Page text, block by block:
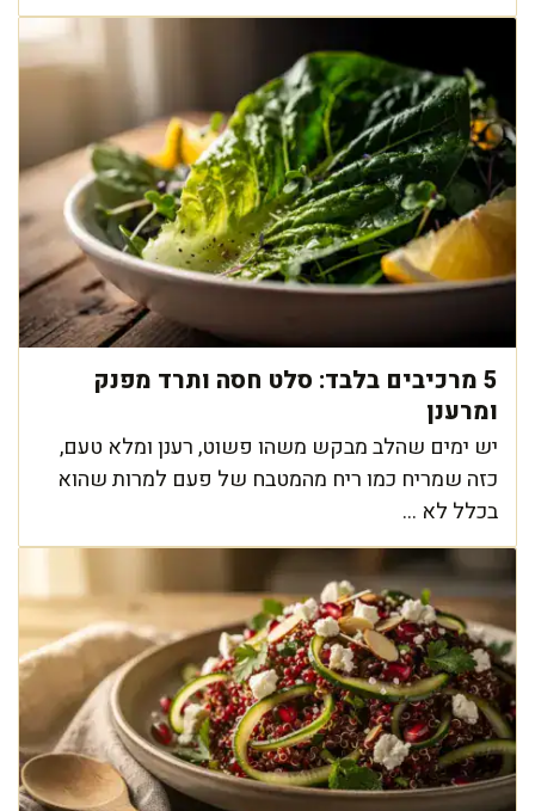
5 מרכיבים בלבד: סלט חסה ותרד מפנק
ומרענן
יש ימים שהלב מבקש משהו פשוט, רענן ומלא טעם,
כזה שמריח כמו ריח מהמטבח של פעם למרות שהוא
בכלל לא ...